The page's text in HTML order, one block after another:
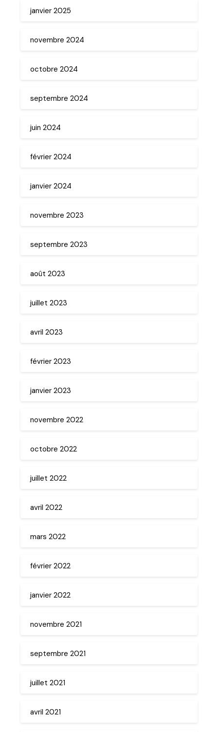
janvier 2025
novembre 2024
octobre 2024
septembre 2024
juin 2024
février 2024
janvier 2024
novembre 2023
septembre 2023
août 2023
juillet 2023
avril 2023
février 2023
janvier 2023
novembre 2022
octobre 2022
juillet 2022
avril 2022
mars 2022
février 2022
janvier 2022
novembre 2021
septembre 2021
juillet 2021
avril 2021